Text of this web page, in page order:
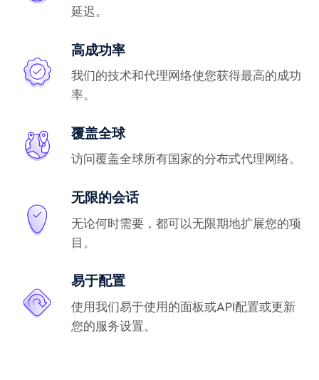
延迟。
高成功率
我们的技术和代理网络使您获得最高的成功
率。
覆盖全球
访问覆盖全球所有国家的分布式代理网络。
无限的会话
无论何时需要，都可以无限期地扩展您的项
目。
易于配置
使用我们易于使用的面板或API配置或更新
您的服务设置。